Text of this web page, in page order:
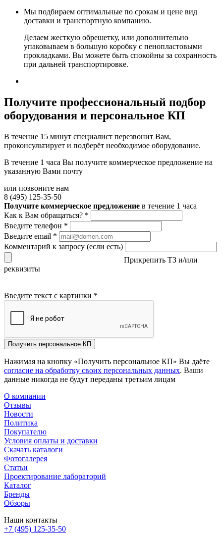
Мы подбираем оптимальные по срокам и цене вид
доставки и транспортную компанию.
Делаем жесткую обрешетку, или дополнительно
упаковываем в большую коробку с пенопластовыми
прокладками. Вы можете быть спокойны за сохранность
при дальней транспортировке.
Получите профессиональный подбор
оборудования и персональное КП
В течение 15 минут специалист перезвонит Вам,
проконсультирует и подберёт необходимое оборудование.
В течение 1 часа Вы получите коммерческое предложение на
указанную Вами почту
или позвоните нам
8 (495) 125-35-50
Получите коммерческое предложение в течение 1 часа
Как к Вам обращаться? *
Введите телефон *
Введите email *
Комментарий к запросу (если есть)
Прикрепить ТЗ и/или
реквизиты
Введите текст с картинки *
Получить персональное КП
Нажимая на кнопку «Получить персональное КП» Вы даёте
согласие на обработку своих персональных данных. Ваши
данные никогда не будут переданы третьим лицам
О компании
Отзывы
Новости
Политика
Покупателю
Условия оплаты и доставки
Скачать каталоги
Фотогалерея
Статьи
Проектирование лабораторий
Каталог
Бренды
Обзоры
Наши контакты
+7 (495) 125-35-50